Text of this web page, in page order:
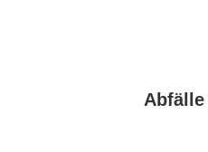
Abfälle